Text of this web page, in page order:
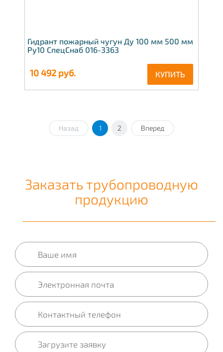
Гидрант пожарный чугун Ду 100 мм 500 мм
Ру10 СпецСнаб 016-3363
10 492 руб. КУПИТЬ
Назад 1 2 Вперед
Заказать трубопроводную
продукцию